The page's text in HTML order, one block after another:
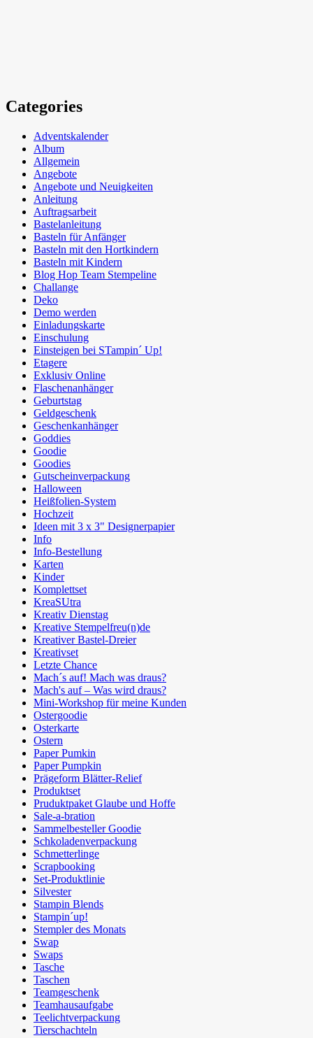
Categories
Adventskalender
Album
Allgemein
Angebote
Angebote und Neuigkeiten
Anleitung
Auftragsarbeit
Bastelanleitung
Basteln für Anfänger
Basteln mit den Hortkindern
Basteln mit Kindern
Blog Hop Team Stempeline
Challange
Deko
Demo werden
Einladungskarte
Einschulung
Einsteigen bei STampin´ Up!
Etagere
Exklusiv Online
Flaschenanhänger
Geburtstag
Geldgeschenk
Geschenkanhänger
Goddies
Goodie
Goodies
Gutscheinverpackung
Halloween
Heißfolien-System
Hochzeit
Ideen mit 3 x 3" Designerpapier
Info
Info-Bestellung
Karten
Kinder
Komplettset
KreaSUtra
Kreativ Dienstag
Kreative Stempelfreu(n)de
Kreativer Bastel-Dreier
Kreativset
Letzte Chance
Mach´s auf! Mach was draus?
Mach's auf – Was wird draus?
Mini-Workshop für meine Kunden
Ostergoodie
Osterkarte
Ostern
Paper Pumkin
Paper Pumpkin
Prägeform Blätter-Relief
Produktset
Pruduktpaket Glaube und Hoffe
Sale-a-bration
Sammelbesteller Goodie
Schkoladenverpackung
Schmetterlinge
Scrapbooking
Set-Produktlinie
Silvester
Stampin Blends
Stampin´up!
Stempler des Monats
Swap
Swaps
Tasche
Taschen
Teamgeschenk
Teamhausaufgabe
Teelichtverpackung
Tierschachteln